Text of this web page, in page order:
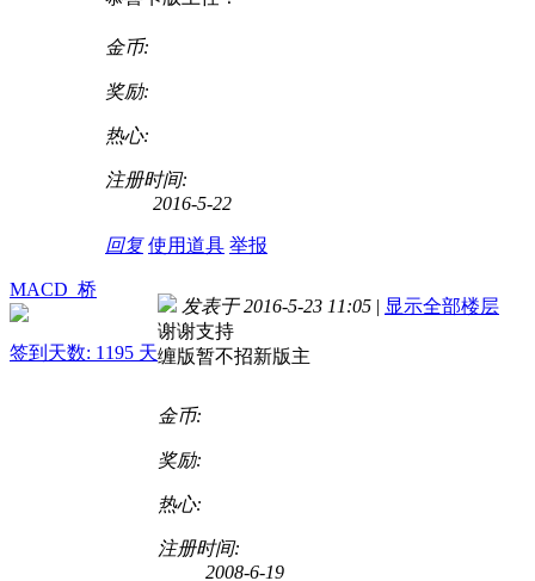
金币:
奖励:
热心:
注册时间:
2016-5-22
回复 使用道具 举报
MACD_桥
签到天数: 1195 天
发表于 2016-5-23 11:05 | 显示全部楼层
谢谢支持
缠版暂不招新版主
金币:
奖励:
热心:
注册时间:
2008-6-19